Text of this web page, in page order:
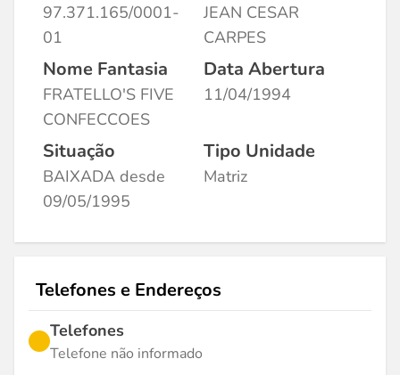
97.371.165/0001-
01
JEAN CESAR
CARPES
Nome Fantasia
FRATELLO'S FIVE
CONFECCOES
Data Abertura
11/04/1994
Situação
BAIXADA desde
09/05/1995
Tipo Unidade
Matriz
Telefones e Endereços
Telefones
Telefone não informado